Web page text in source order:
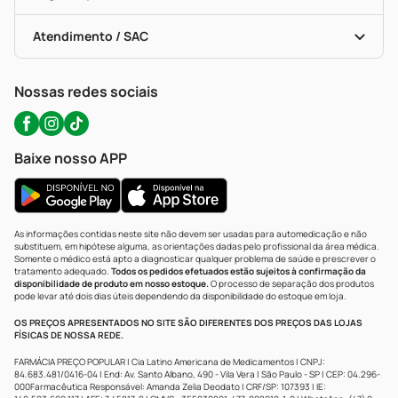
Troca E Devolução
Bulas De A A Z
Políticas De Marketplace
Testes Rápidos
Autoteste Covid-19
Certificado De Segurança
Portal Da Privacidade
Atendimento / SAC
WhatsApp (47) 9202-1687
Nossas redes sociais
Baixe nosso APP
As informações contidas neste site não devem ser usadas para automedicação e não
substituem, em hipótese alguma, as orientações dadas pelo profissional da área médica.
Somente o médico está apto a diagnosticar qualquer problema de saúde e prescrever o
tratamento adequado. Todos os pedidos efetuados estão sujeitos à confirmação da
disponibilidade de produto em nosso estoque.O processo de separação dos produtos
pode levar até dois dias úteis dependendo da disponibilidade do estoque em loja.
OS PREÇOS APRESENTADOS NO SITE SÃO DIFERENTES DOS PREÇOS DAS LOJAS
FÍSICAS DE NOSSA REDE.
FARMÁCIA PREÇO POPULAR | Cia Latino Americana de Medicamentos | CNPJ:
84.683.481/0416-04 | End: Av. Santo Albano, 490 - Vila Vera | São Paulo - SP | CEP: 04.296-
000Farmacêutica Responsável: Amanda Zelia Deodato | CRF/SP: 107393 | IE: